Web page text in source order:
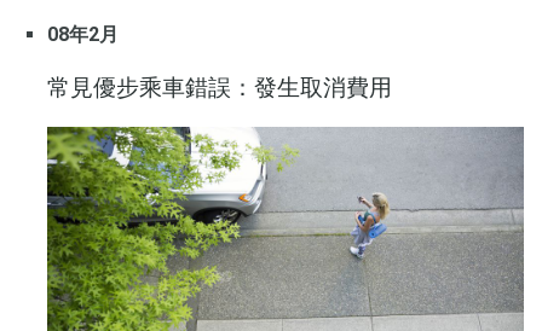
08年2月
常見優步乘車錯誤：發生取消費用